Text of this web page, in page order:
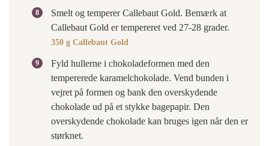
Smelt og temperer Callebaut Gold. Bemærk at
Callebaut Gold er tempereret ved 27-28 grader.
350 g Callebaut Gold
Fyld hullerne i chokoladeformen med den
tempererede karamelchokolade. Vend bunden i
vejret på formen og bank den overskydende
chokolade ud på et stykke bagepapir. Den
overskydende chokolade kan bruges igen når den er
størknet.